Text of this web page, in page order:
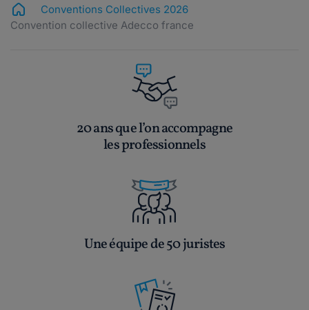
Conventions Collectives 2026
Convention collective Adecco france
20 ans que l’on accompagne
les professionnels
Une équipe de 50 juristes